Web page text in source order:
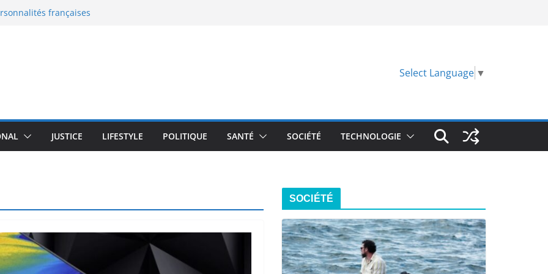
françaises
la nouvelle bataille de
l’enceinte active qui
de 100 000 $
Select Language ▼
JUSTICE LIFESTYLE POLITIQUE SANTÉ SOCIÉTÉ TECHNOLOGIE
SOCIÉTÉ